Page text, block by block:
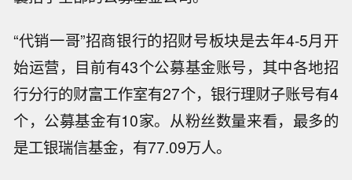
“代销一哥”招商银行的招财号板块是去年4-5月开
始运营，目前有43个公募基金账号，其中各地招
行分行的财富工作室有27个，银行理财子账号有4
个，公募基金有10家。从粉丝数量来看，最多的
是工银瑞信基金，有77.09万人。